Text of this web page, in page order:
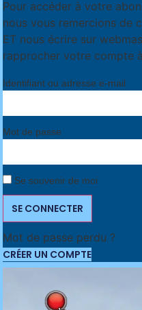
Pour accéder à votre
nous vous remercions de
ET nous écrire sur
rapprocher votre compte
Identifiant ou adresse e-mail
Mot de passe
Se souvenir de moi
SE CONNECTER
Mot de passe perdu ?
CRÉER UN COMPTE